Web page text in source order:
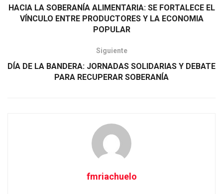
HACIA LA SOBERANÍA ALIMENTARIA: SE FORTALECE EL
VÍNCULO ENTRE PRODUCTORES Y LA ECONOMIA
POPULAR
Siguiente
DÍA DE LA BANDERA: JORNADAS SOLIDARIAS Y DEBATE
PARA RECUPERAR SOBERANÍA
fmriachuelo